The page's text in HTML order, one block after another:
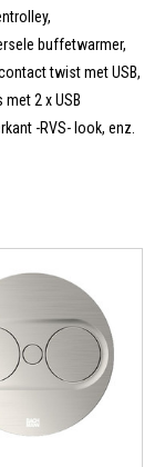
buffetwarmer,
twist met USB,
2 x USB
-RVS- look, enz.